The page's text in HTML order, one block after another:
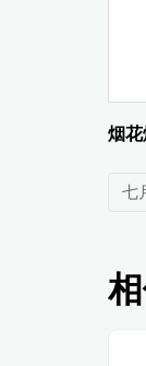
烟
七